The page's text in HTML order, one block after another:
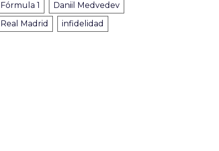
Fórmula 1
Daniil Medvedev
Real Madrid
infidelidad